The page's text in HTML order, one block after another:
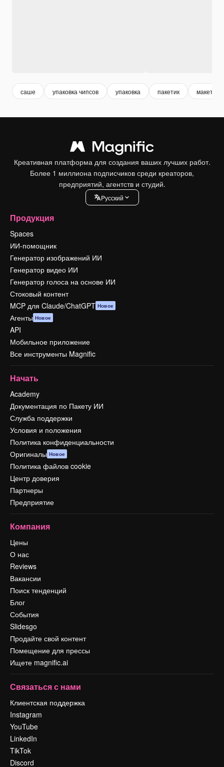
саше упаковка чипсов упаковка пакетик макет
Креативная платформа для создания ваших лучших работ.
Более 1 миллиона подписчиков среди креаторов,
предприятий, агентств и студий.
Pусский
Продукция
Spaces
ИИ-помощник
Генератор изображений ИИ
Генератор видео ИИ
Генератор голоса на основе ИИ
Стоковый контент
MCP для Claude/ChatGPT Новое
Агенты Новое
API
Мобильное приложение
Все инструменты Magnific
Начать
Academy
Документация по Пакету ИИ
Служба поддержки
Условия и положения
Политика конфиденциальности
Оригиналы Новое
Политика файлов cookie
Центр доверия
Партнеры
Предприятие
Компания
Цены
О нас
Reviews
Вакансии
Поиск тенденций
Блог
События
Slidesgo
Продайте свой контент
Помещение для прессы
Ищете magnific.ai
Связаться с нами
Клиентская поддержка
Instagram
YouTube
LinkedIn
TikTok
Discord